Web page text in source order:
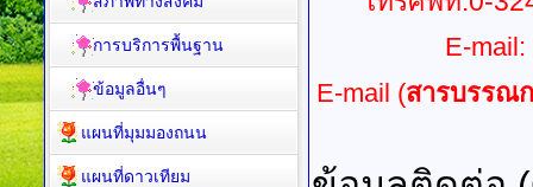
โทรศัพท์.0-
สภาพทางสังคม
การบริการพื้นฐาน
ข้อมูลอื่นๆ
แผนที่มุมมองถนน